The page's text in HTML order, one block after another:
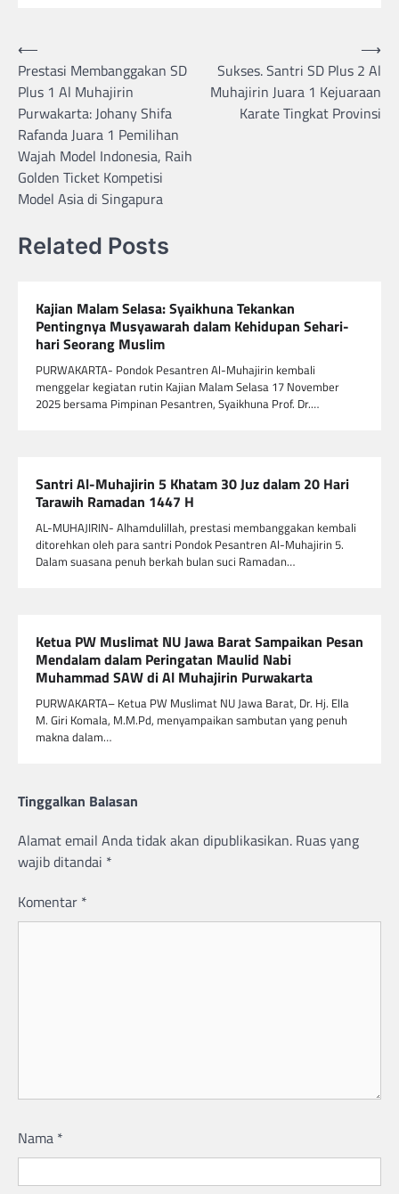
Navigasi
pos
⟵
Prestasi Membanggakan SD
Plus 1 Al Muhajirin
Purwakarta: Johany Shifa
Rafanda Juara 1 Pemilihan
Wajah Model Indonesia, Raih
Golden Ticket Kompetisi
Model Asia di Singapura
Sukses. Santri SD Plus 2 Al
Muhajirin Juara 1 Kejuaraan
Karate Tingkat Provinsi
⟶
Related Posts
Kajian Malam Selasa: Syaikhuna Tekankan
Pentingnya Musyawarah dalam Kehidupan Sehari-
hari Seorang Muslim
PURWAKARTA- Pondok Pesantren Al-Muhajirin kembali
menggelar kegiatan rutin Kajian Malam Selasa 17 November
2025 bersama Pimpinan Pesantren, Syaikhuna Prof. Dr.…
Santri Al-Muhajirin 5 Khatam 30 Juz dalam 20 Hari
Tarawih Ramadan 1447 H
AL-MUHAJIRIN- Alhamdulillah, prestasi membanggakan kembali
ditorehkan oleh para santri Pondok Pesantren Al-Muhajirin 5.
Dalam suasana penuh berkah bulan suci Ramadan…
Ketua PW Muslimat NU Jawa Barat Sampaikan Pesan
Mendalam dalam Peringatan Maulid Nabi
Muhammad SAW di Al Muhajirin Purwakarta
PURWAKARTA– Ketua PW Muslimat NU Jawa Barat, Dr. Hj. Ella
M. Giri Komala, M.M.Pd, menyampaikan sambutan yang penuh
makna dalam…
Tinggalkan Balasan
Alamat email Anda tidak akan dipublikasikan. Ruas yang
wajib ditandai *
Komentar *
Nama *